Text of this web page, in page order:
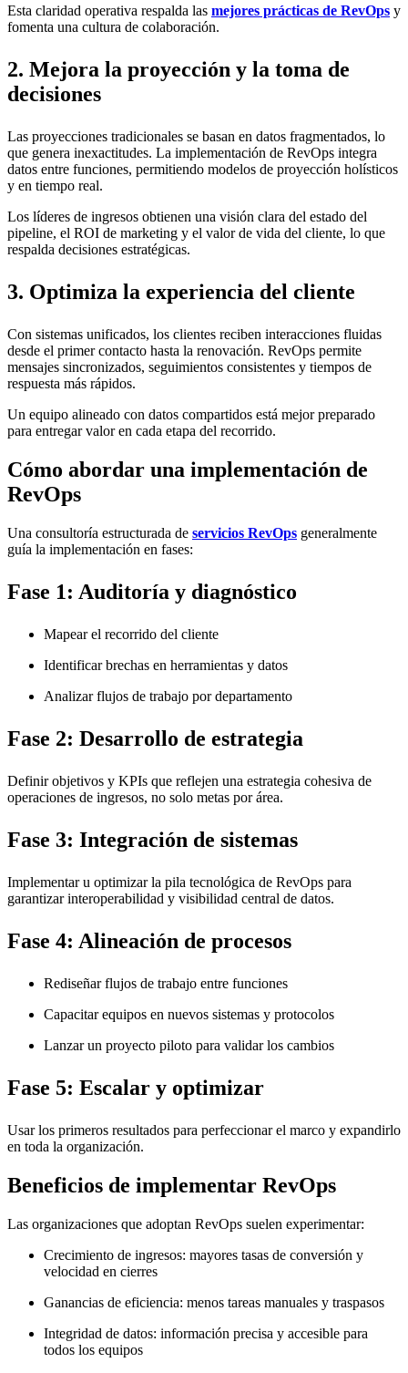
Esta claridad operativa respalda las mejores prácticas de RevOps y
fomenta una cultura de colaboración.
2. Mejora la proyección y la toma de
decisiones
Las proyecciones tradicionales se basan en datos fragmentados, lo
que genera inexactitudes. La implementación de RevOps integra
datos entre funciones, permitiendo modelos de proyección holísticos
y en tiempo real.
Los líderes de ingresos obtienen una visión clara del estado del
pipeline, el ROI de marketing y el valor de vida del cliente, lo que
respalda decisiones estratégicas.
3. Optimiza la experiencia del cliente
Con sistemas unificados, los clientes reciben interacciones fluidas
desde el primer contacto hasta la renovación. RevOps permite
mensajes sincronizados, seguimientos consistentes y tiempos de
respuesta más rápidos.
Un equipo alineado con datos compartidos está mejor preparado
para entregar valor en cada etapa del recorrido.
Cómo abordar una implementación de
RevOps
Una consultoría estructurada de servicios RevOps generalmente
guía la implementación en fases:
Fase 1: Auditoría y diagnóstico
Mapear el recorrido del cliente
Identificar brechas en herramientas y datos
Analizar flujos de trabajo por departamento
Fase 2: Desarrollo de estrategia
Definir objetivos y KPIs que reflejen una estrategia cohesiva de
operaciones de ingresos, no solo metas por área.
Fase 3: Integración de sistemas
Implementar u optimizar la pila tecnológica de RevOps para
garantizar interoperabilidad y visibilidad central de datos.
Fase 4: Alineación de procesos
Rediseñar flujos de trabajo entre funciones
Capacitar equipos en nuevos sistemas y protocolos
Lanzar un proyecto piloto para validar los cambios
Fase 5: Escalar y optimizar
Usar los primeros resultados para perfeccionar el marco y expandirlo
en toda la organización.
Beneficios de implementar RevOps
Las organizaciones que adoptan RevOps suelen experimentar:
Crecimiento de ingresos: mayores tasas de conversión y
velocidad en cierres
Ganancias de eficiencia: menos tareas manuales y traspasos
Integridad de datos: información precisa y accesible para
todos los equipos